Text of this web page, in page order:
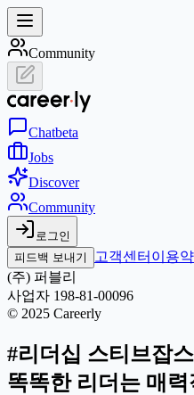
Community
Chatbeta
Jobs
Discover
Community
로그인
피드백 보내기
고객센터 이용
(주) 퍼블리
사업자 198-81-00096
© 2025 Careerly
#리더십 스티브잡
똑똑한 리더는 매